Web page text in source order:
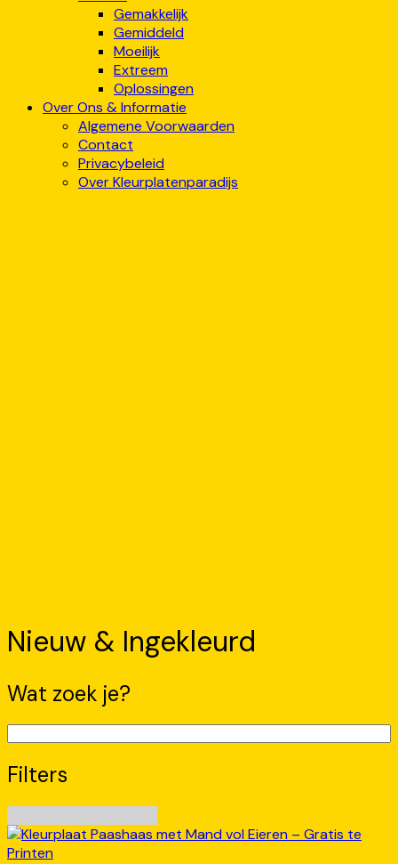
Gemakkelijk
Gemiddeld
Moeilijk
Extreem
Oplossingen
Over Ons & Informatie
Algemene Voorwaarden
Contact
Privacybeleid
Over Kleurplatenparadijs
Nieuw & Ingekleurd
Wat zoek je?
Filters